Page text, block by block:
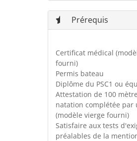
Prérequis
Certificat médical
fourni)
Permis bateau
Diplôme du PSC1 ou
Attestation de 100
natation complétée par
(modèle vierge fourni)
Satisfaire aux tests
préalables de la